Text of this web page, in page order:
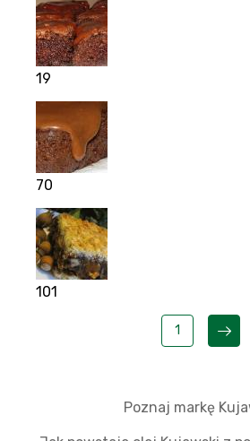
19
70
101
1
Poznaj markę